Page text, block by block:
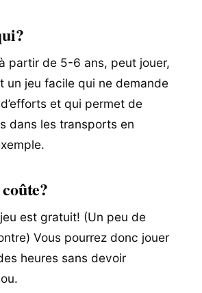
partir de 5-6 ans, peut jouer,
un jeu facile qui ne demande
et qui permet de
dans les transports en
est gratuit! (Un peu de
Vous pourrez donc jouer
heures sans devoir